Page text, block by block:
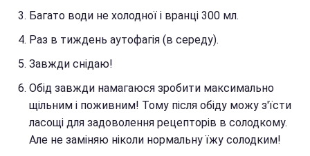
Багато води не холодної і вранці 300 мл.
Раз в тиждень аутофагія (в середу).
Завжди снідаю!
Обід завжди намагаюся зробити максимально
щільним і поживним! Тому після обіду можу з'їсти
ласощі для задоволення рецепторів в солодкому.
Але не заміняю ніколи нормальну їжу солодким!